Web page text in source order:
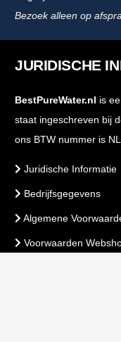
Bezoek alleen op
JURIDISCHE
BestPureWater.nl is
staat ingeschreven bij
ons BTW nummer is
Juridische Informatie
Bedrijfsgegevens
Algemene
Voorwaarden